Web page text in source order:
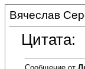
Вячеслав
Цитата: